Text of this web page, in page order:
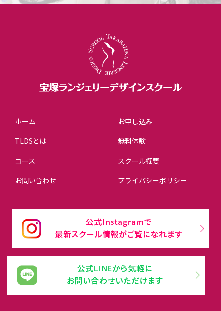
ホーム
TLDSとは
コース
お問い合わせ
お申し込み
無料体験
スクール概要
プライバシーポリシー